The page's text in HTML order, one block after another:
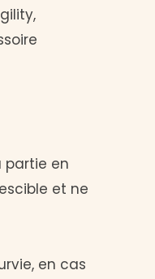
partie en
et ne
en cas